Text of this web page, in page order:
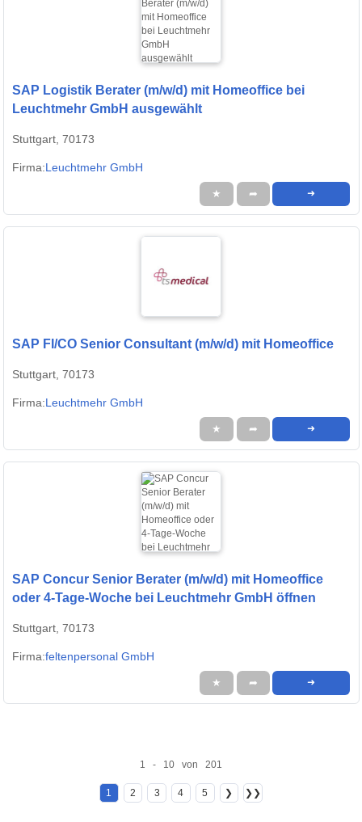
SAP Logistik Berater (m/w/d) mit Homeoffice bei
Leuchtmehr GmbH ausgewählt
Stuttgart, 70173
Firma:Leuchtmehr GmbH
★ ➦ ➜
SAP FI/CO Senior Consultant (m/w/d) mit Homeoffice
Stuttgart, 70173
Firma:Leuchtmehr GmbH
★ ➦ ➜
SAP Concur Senior Berater (m/w/d) mit Homeoffice
oder 4-Tage-Woche bei Leuchtmehr GmbH öffnen
Stuttgart, 70173
Firma:feltenpersonal GmbH
★ ➦ ➜
1 - 10 von 201
1 2 3 4 5 ❯ ❯❯